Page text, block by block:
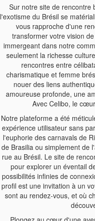
Sur notre site de rencontre
l'exotisme du Brésil se
vous rapproche d'une
transformer votre vision
immergeant dans notre
seulement la richesse
rencontres entre
charismatique et femme
nouer des liens
amoureuse profonde, une
Avec Celibo, le
Notre plateforme a été
expérience utilisateur sans
l'euphorie des carnavals de
de Brasilia ou simplement de
rue au Brésil. Le site de
pour explorer un éventail
possibilités infinies de
profil est une invitation à un
sont au rendez-vous, et où